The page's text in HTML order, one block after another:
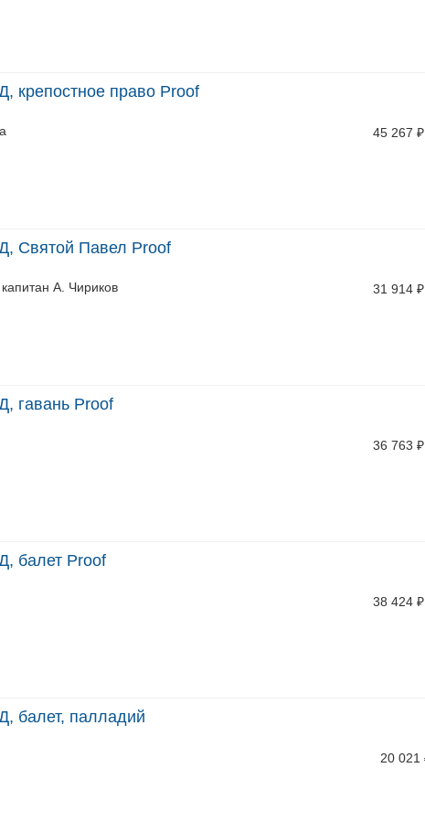
крепостное право Proof
45 267 ₽
Святой Павел Proof
А. Чириков
31 914 ₽
гавань Proof
36 763 ₽
балет Proof
38 424 ₽
балет, палладий
20 021